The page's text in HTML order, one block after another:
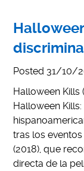
discrimina
Posted 31/10/
Halloween Kills
Halloween
tras los
(2018), que
directa de la